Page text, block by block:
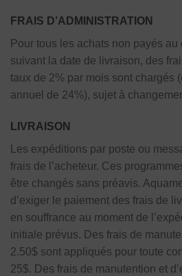
FRAIS D’ADMINISTRATION
Pour tous les achats non payés au
suivant la date de livraison, des
taux de 2% par mois sont chargés
annuel de 24%), sujet à
LIVRAISON
Les expéditions par poste ou
frais de l’acheteur. Ces
être changés sans préavis.
d’exiger le paiement des frais de
en souffrance au moment de
initiale prévus. Des frais de
2.50$ sont appliqués pour toute
25$. Des frais de manutention et